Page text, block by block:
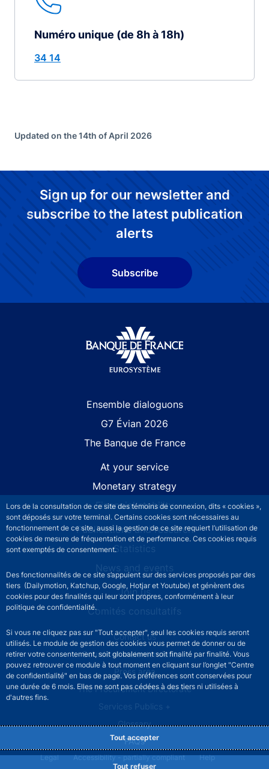
Lors de la consultation de ce site des témoins de connexion, dits « cookies »,
sont déposés sur votre terminal. Certains cookies sont nécessaires au
fonctionnement de ce site, aussi la gestion de ce site requiert l’utilisation de
cookies de mesure de fréquentation et de performance. Ces cookies requis
sont exemptés de consentement.
Des fonctionnalités de ce site s’appuient sur des services proposés par des
tiers (Dailymotion, Katchup, Google, Hotjar et Youtube) et génèrent des
cookies pour des finalités qui leur sont propres, conformément à leur
politique de confidentialité.
Si vous ne cliquez pas sur "Tout accepter", seul les cookies requis seront
utilisés. Le module de gestion des cookies vous permet de donner ou de
retirer votre consentement, soit globalement soit finalité par finalité. Vous
pouvez retrouver ce module à tout moment en cliquant sur l’onglet "Centre
de confidentialité" en bas de page. Vos préférences sont conservées pour
une durée de 6 mois. Elles ne sont pas cédées à des tiers ni utilisées à
d'autres fins.
Tout accepter
Tout refuser
Numéro unique (de 8h à 18h)
34 14
Updated on the 14th of April 2026
Sign up for our newsletter and
subscribe to the latest publication
alerts
Subscribe
Ensemble dialoguons
G7 Évian 2026
The Banque de France
At your service
Monetary strategy
Financial stability
Publications and research
Statistics
News and events
Join us
Comités consultatifs
Footer secondary menuContact us
Sourds et malentendants
Press area
The Procurement Directorate
Services Publics +
Glossary
FAQs
Footer legal notice menu
Legal Accessibility - partially compliant
Help